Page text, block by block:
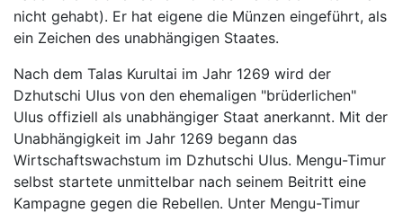
nicht gehabt). Er hat eigene die Münzen eingeführt, als
ein Zeichen des unabhängigen Staates.
Nach dem Talas Kurultai im Jahr 1269 wird der
Dzhutschi Ulus von den ehemaligen "brüderlichen"
Ulus offiziell als unabhängiger Staat anerkannt. Mit der
Unabhängigkeit im Jahr 1269 begann das
Wirtschaftswachstum im Dzhutschi Ulus. Mengu-Timur
selbst startete unmittelbar nach seinem Beitritt eine
Kampagne gegen die Rebellen. Unter Mengu-Timur